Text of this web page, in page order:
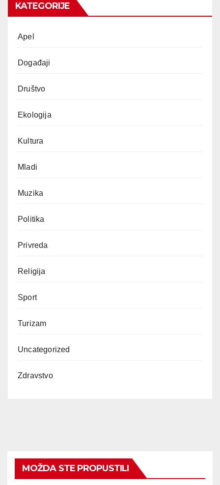
KATEGORIJE
Apel
Događaji
Društvo
Ekologija
Kultura
Mladi
Muzika
Politika
Privreda
Religija
Sport
Turizam
Uncategorized
Zdravstvo
MOŽDA STE PROPUSTILI